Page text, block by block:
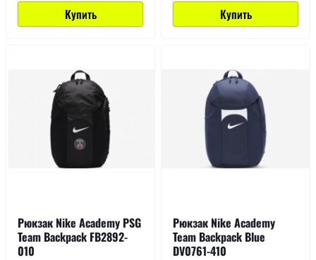
Купить Купить
Рюкзак Nike Academy PSG
Team Backpack FB2892-
010
Рюкзак Nike Academy
Team Backpack Blue
DV0761-410